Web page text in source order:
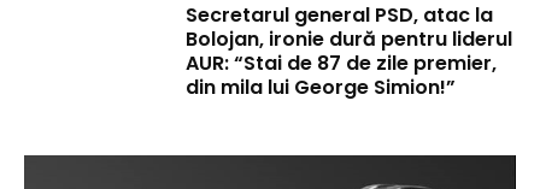
Secretarul general PSD, atac la
Bolojan, ironie dură pentru liderul
AUR: “Stai de 87 de zile premier,
din mila lui George Simion!”